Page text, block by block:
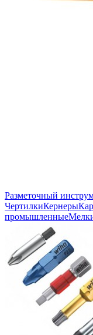
Разметочный
ЧертилкиКернеры
промышленные